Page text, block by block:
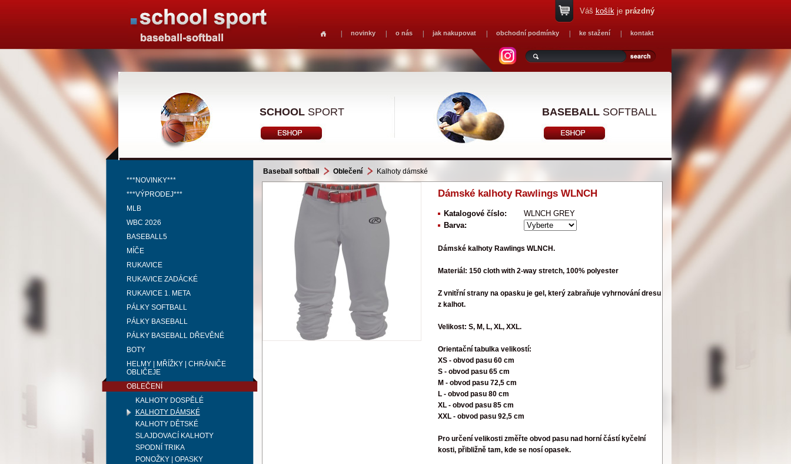
novinky o nás jak nakupovat obchodní podmínky ke stažení kontakt
Váš košíkje prázdný
SCHOOLSPORT BASEBALLSOFTBALL
***NOVINKY***
***VÝPRODEJ***
MLB
WBC 2026
BASEBALL5
MÍČE
RUKAVICE
RUKAVICE ZADÁCKÉ
RUKAVICE 1. META
PÁLKY SOFTBALL
PÁLKY BASEBALL
PÁLKY BASEBALL DŘEVĚNÉ
BOTY
HELMY | MŘÍŽKY | CHRÁNIČE
OBLIČEJE
OBLEČENÍ
KALHOTY DOSPĚLÉ
KALHOTY DÁMSKÉ
KALHOTY DĚTSKÉ
SLAJDOVACÍ KALHOTY
SPODNÍ TRIKA
PONOŽKY | OPASKY
Baseball softball Oblečení Kalhoty dámské
Dámské kalhoty Rawlings WLNCH
Katalogové číslo:
WLNCH GREY
Barva:
Dámské kalhoty Rawlings WLNCH.
Materiál: 150 cloth with 2-way stretch, 100% polyester
Z vnitřní strany na opasku je gel, který zabraňuje vyhrnování dresu
z kalhot.
Velikost: S, M, L, XL, XXL.
Orientační tabulka velikostí:
XS - obvod pasu 60 cm
S - obvod pasu 65 cm
M - obvod pasu 72,5 cm
L - obvod pasu 80 cm
XL - obvod pasu 85 cm
XXL - obvod pasu 92,5 cm
Pro určení velikosti změřte obvod pasu nad horní částí kyčelní
kosti, přibližně tam, kde se nosí opasek.